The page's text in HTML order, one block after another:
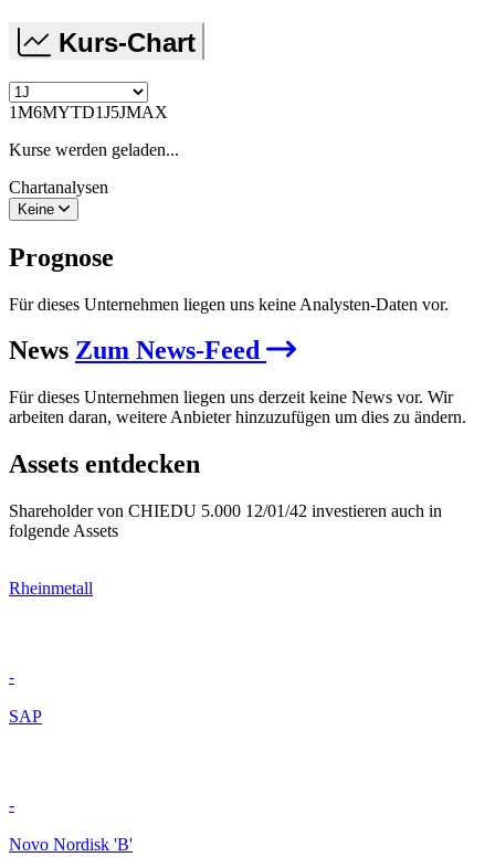
Kurs-Chart
1M6MYTD1J5JMAX
Kurse werden geladen...
Chartanalysen
Keine
Prognose
Für dieses Unternehmen liegen uns keine Analysten-Daten vor.
News Zum News-Feed
Für dieses Unternehmen liegen uns derzeit keine News vor. Wir
arbeiten daran, weitere Anbieter hinzuzufügen um dies zu ändern.
Assets entdecken
Shareholder von CHIEDU 5.000 12/01/42 investieren auch in
folgende Assets
Rheinmetall
-
SAP
-
Novo Nordisk 'B'